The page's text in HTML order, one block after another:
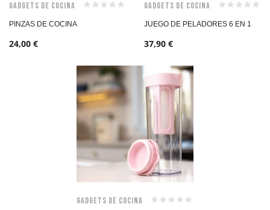
Gadgets de Cocina
PINZAS DE COCINA
24,00 €
Gadgets de Cocina
JUEGO DE PELADORES 6 EN 1
37,90 €
Gadgets de Cocina